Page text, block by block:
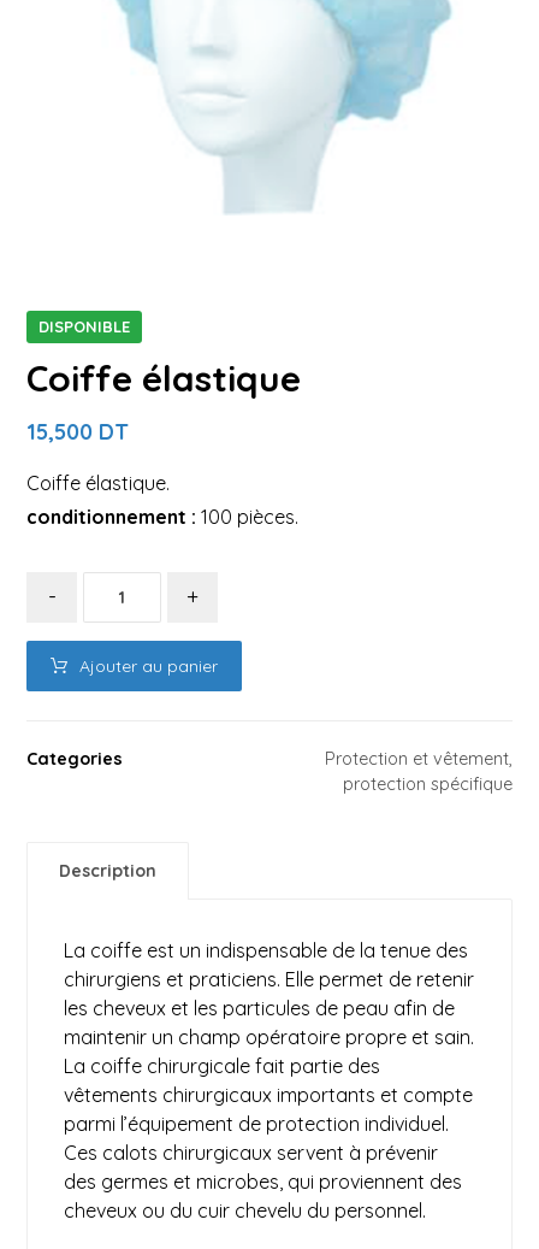
DISPONIBLE
Coiffe élastique
15,500 DT
Coiffe élastique.
conditionnement : 100 pièces.
- +
Ajouter au panier
Categories Protection et vêtement,
protection spécifique
Description
La coiffe est un indispensable de la tenue des
chirurgiens et praticiens. Elle permet de retenir
les cheveux et les particules de peau afin de
maintenir un champ opératoire propre et sain.
La coiffe chirurgicale fait partie des
vêtements chirurgicaux importants et compte
parmi l’équipement de protection individuel.
Ces calots chirurgicaux servent à prévenir
des germes et microbes, qui proviennent des
cheveux ou du cuir chevelu du personnel.